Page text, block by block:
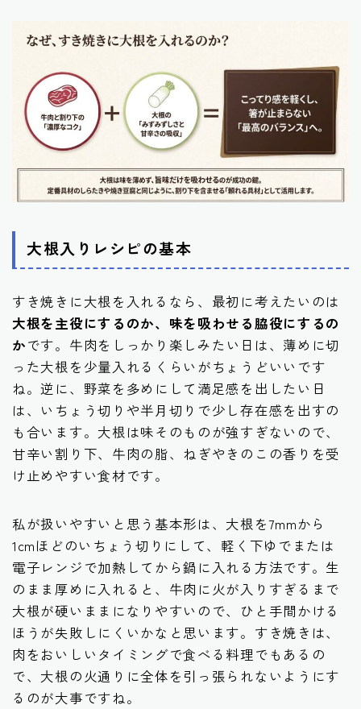
大根入りレシピの基本
すき焼きに大根を入れるなら、最初に考えたいのは
大根を主役にするのか、味を吸わせる脇役にするの
かです。牛肉をしっかり楽しみたい日は、薄めに切
った大根を少量入れるくらいがちょうどいいです
ね。逆に、野菜を多めにして満足感を出したい日
は、いちょう切りや半月切りで少し存在感を出すの
も合います。大根は味そのものが強すぎないので、
甘辛い割り下、牛肉の脂、ねぎやきのこの香りを受
け止めやすい食材です。
私が扱いやすいと思う基本形は、大根を7mmから
1cmほどのいちょう切りにして、軽く下ゆでまたは
電子レンジで加熱してから鍋に入れる方法です。生
のまま厚めに入れると、牛肉に火が入りすぎるまで
大根が硬いままになりやすいので、ひと手間かける
ほうが失敗しにくいかなと思います。すき焼きは、
肉をおいしいタイミングで食べる料理でもあるの
で、大根の火通りに全体を引っ張られないようにす
るのが大事ですね。